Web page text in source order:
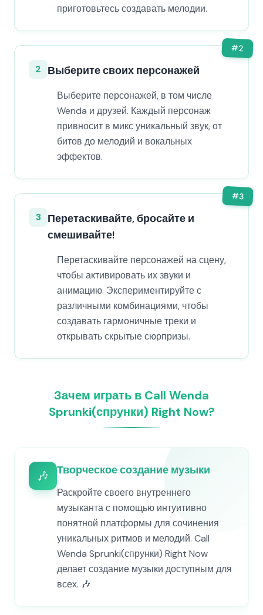
приготовьтесь создавать мелодии.
#2
2 Выберите своих персонажей
Выберите персонажей, в том числе
Wenda и друзей. Каждый персонаж
привносит в микс уникальный звук, от
битов до мелодий и вокальных
эффектов.
#3
3 Перетаскивайте, бросайте и
смешивайте!
Перетаскивайте персонажей на сцену,
чтобы активировать их звуки и
анимацию. Экспериментируйте с
различными комбинациями, чтобы
создавать гармоничные треки и
открывать скрытые сюрпризы.
Зачем играть в Call Wenda
Sprunki(спрунки) Right Now?
🎶 Творческое создание музыки
Раскройте своего внутреннего
музыканта с помощью интуитивно
понятной платформы для сочинения
уникальных ритмов и мелодий. Call
Wenda Sprunki(спрунки) Right Now
делает создание музыки доступным для
всех. 🎶